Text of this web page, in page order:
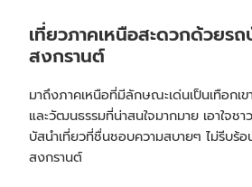
เที่ยวภาคเหนือสะดวกด้วยรถ
สงกรานต์
มาถึงภาคเหนือที่มีลักษณะเด่นเป็นเทือกเ
และวัฒนธรรมที่น่าสนใจมากมาย เอาใจช
บัสนำเที่ยวที่ชื่นชอบความสบายๆ ไม่รีบร้อ
สงกรานต์